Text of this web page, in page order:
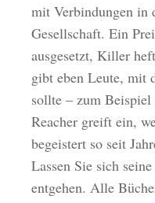
mit Verbindungen in
Gesellschaft. Ein
ausgesetzt, Killer
gibt eben Leute, mit
sollte – zum
Reacher greift ein,
begeistert so seit
Lassen Sie sich
entgehen. Alle